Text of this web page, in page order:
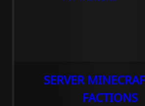
SERVER
FACTIONS